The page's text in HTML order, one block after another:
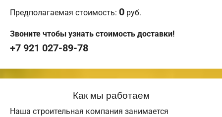
Предполагаемая стоимость: 0 руб.
Звоните чтобы узнать стоимость доставки!
+7 921 027-89-78
Как мы работаем
Наша строительная компания занимается